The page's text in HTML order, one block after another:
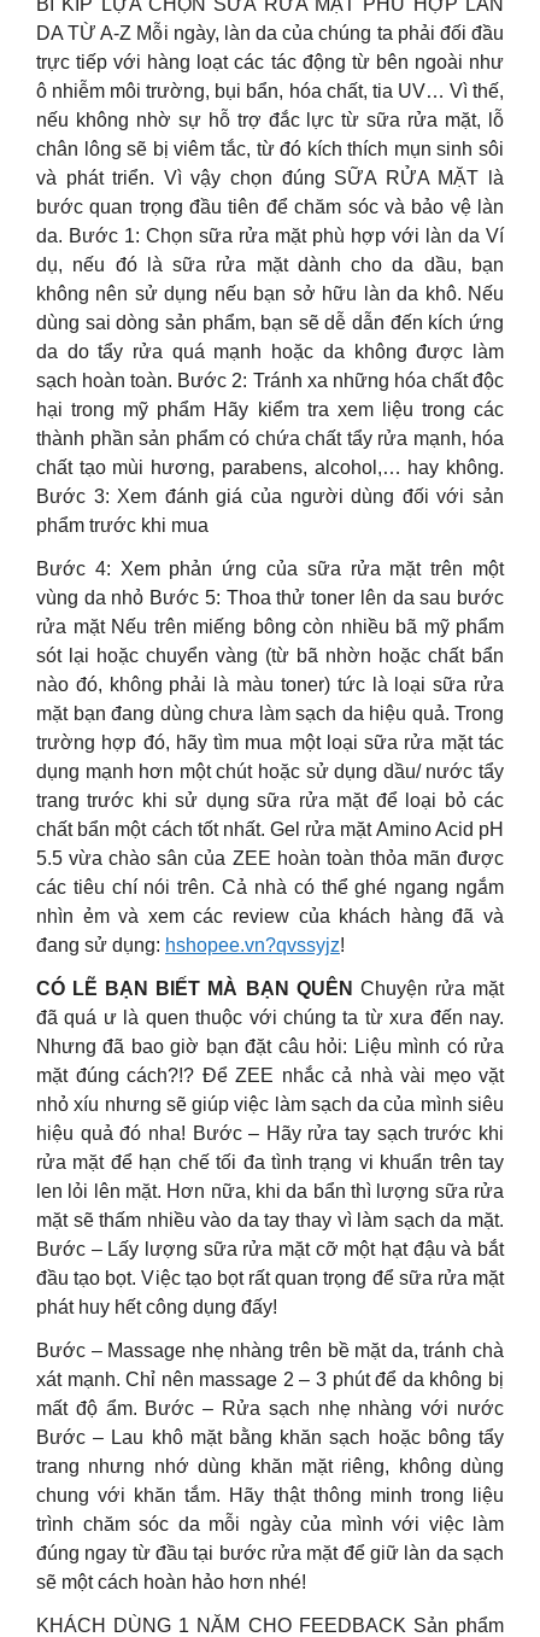
BÍ KÍP LỰA CHỌN SỮA RỬA MẶT PHÙ HỢP LÀN
DA TỪ A-Z Mỗi ngày, làn da của chúng ta phải đối đầu
trực tiếp với hàng loạt các tác động từ bên ngoài như
ô nhiễm môi trường, bụi bẩn, hóa chất, tia UV… Vì thế,
nếu không nhờ sự hỗ trợ đắc lực từ sữa rửa mặt, lỗ
chân lông sẽ bị viêm tắc, từ đó kích thích mụn sinh sôi
và phát triển. Vì vậy chọn đúng SỮA RỬA MẶT là
bước quan trọng đầu tiên để chăm sóc và bảo vệ làn
da. Bước 1: Chọn sữa rửa mặt phù hợp với làn da Ví
dụ, nếu đó là sữa rửa mặt dành cho da dầu, bạn
không nên sử dụng nếu bạn sở hữu làn da khô. Nếu
dùng sai dòng sản phẩm, bạn sẽ dễ dẫn đến kích ứng
da do tẩy rửa quá mạnh hoặc da không được làm
sạch hoàn toàn. Bước 2: Tránh xa những hóa chất độc
hại trong mỹ phẩm Hãy kiểm tra xem liệu trong các
thành phần sản phẩm có chứa chất tẩy rửa mạnh, hóa
chất tạo mùi hương, parabens, alcohol,… hay không.
Bước 3: Xem đánh giá của người dùng đối với sản
phẩm trước khi mua
Bước 4: Xem phản ứng của sữa rửa mặt trên một
vùng da nhỏ Bước 5: Thoa thử toner lên da sau bước
rửa mặt Nếu trên miếng bông còn nhiều bã mỹ phẩm
sót lại hoặc chuyển vàng (từ bã nhờn hoặc chất bẩn
nào đó, không phải là màu toner) tức là loại sữa rửa
mặt bạn đang dùng chưa làm sạch da hiệu quả. Trong
trường hợp đó, hãy tìm mua một loại sữa rửa mặt tác
dụng mạnh hơn một chút hoặc sử dụng dầu/ nước tẩy
trang trước khi sử dụng sữa rửa mặt để loại bỏ các
chất bẩn một cách tốt nhất. Gel rửa mặt Amino Acid pH
5.5 vừa chào sân của ZEE hoàn toàn thỏa mãn được
các tiêu chí nói trên. Cả nhà có thể ghé ngang ngắm
nhìn ẻm và xem các review của khách hàng đã và
đang sử dụng: hshopee.vn?qvssyjz!
CÓ LẼ BẠN BIẾT MÀ BẠN QUÊN Chuyện rửa mặt
đã quá ư là quen thuộc với chúng ta từ xưa đến nay.
Nhưng đã bao giờ bạn đặt câu hỏi: Liệu mình có rửa
mặt đúng cách?!? Để ZEE nhắc cả nhà vài mẹo vặt
nhỏ xíu nhưng sẽ giúp việc làm sạch da của mình siêu
hiệu quả đó nha! Bước – Hãy rửa tay sạch trước khi
rửa mặt để hạn chế tối đa tình trạng vi khuẩn trên tay
len lỏi lên mặt. Hơn nữa, khi da bẩn thì lượng sữa rửa
mặt sẽ thấm nhiều vào da tay thay vì làm sạch da mặt.
Bước – Lấy lượng sữa rửa mặt cỡ một hạt đậu và bắt
đầu tạo bọt. Việc tạo bọt rất quan trọng để sữa rửa mặt
phát huy hết công dụng đấy!
Bước – Massage nhẹ nhàng trên bề mặt da, tránh chà
xát mạnh. Chỉ nên massage 2 – 3 phút để da không bị
mất độ ẩm. Bước – Rửa sạch nhẹ nhàng với nước
Bước – Lau khô mặt bằng khăn sạch hoặc bông tẩy
trang nhưng nhớ dùng khăn mặt riêng, không dùng
chung với khăn tắm. Hãy thật thông minh trong liệu
trình chăm sóc da mỗi ngày của mình với việc làm
đúng ngay từ đầu tại bước rửa mặt để giữ làn da sạch
sẽ một cách hoàn hảo hơn nhé!
KHÁCH DÙNG 1 NĂM CHO FEEDBACK Sản phẩm